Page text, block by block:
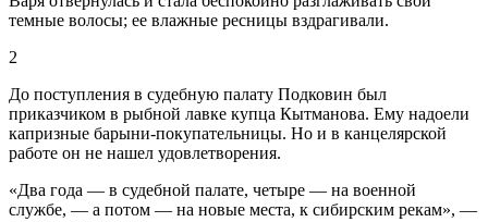
темные волосы; ее влажные ресницы вздрагивали.
2
До поступления в судебную палату Подковин был
приказчиком в рыбной лавке купца Кытманова. Ему надоели
капризные барыни-покупательницы. Но и в канцелярской
работе он не нашел удовлетворения.
«Два года — в судебной палате, четыре — на военной
службе, — а потом — на новые места, к сибирским рекам», —